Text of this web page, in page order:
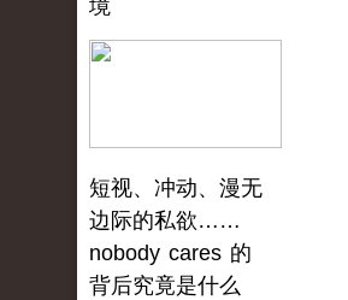
境
短视、冲动、漫无
边际的私欲……
nobody cares 的
背后究竟是什么